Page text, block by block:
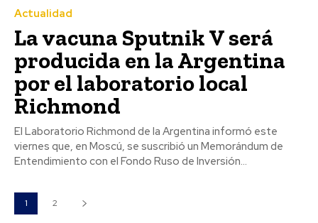
Actualidad
La vacuna Sputnik V será
producida en la Argentina
por el laboratorio local
Richmond
El Laboratorio Richmond de la Argentina informó este
viernes que, en Moscú, se suscribió un Memorándum de
Entendimiento con el Fondo Ruso de Inversión...
1 2